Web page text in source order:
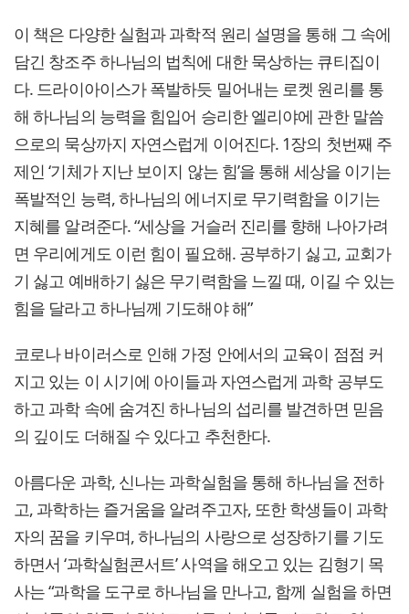
이 책은 다양한 실험과 과학적 원리 설명을 통해 그 속에
담긴 창조주 하나님의 법칙에 대한 묵상하는 큐티집이
다. 드라이아이스가 폭발하듯 밀어내는 로켓 원리를 통
해 하나님의 능력을 힘입어 승리한 엘리야에 관한 말씀
으로의 묵상까지 자연스럽게 이어진다. 1장의 첫번째 주
제인 ‘기체가 지난 보이지 않는 힘’을 통해 세상을 이기는
폭발적인 능력, 하나님의 에너지로 무기력함을 이기는
지혜를 알려준다. “세상을 거슬러 진리를 향해 나아가려
면 우리에게도 이런 힘이 필요해. 공부하기 싫고, 교회가
기 싫고 예배하기 싫은 무기력함을 느낄 때, 이길 수 있는
힘을 달라고 하나님께 기도해야 해”
코로나 바이러스로 인해 가정 안에서의 교육이 점점 커
지고 있는 이 시기에 아이들과 자연스럽게 과학 공부도
하고 과학 속에 숨겨진 하나님의 섭리를 발견하면 믿음
의 깊이도 더해질 수 있다고 추천한다.
아름다운 과학, 신나는 과학실험을 통해 하나님을 전하
고, 과학하는 즐거움을 알려주고자, 또한 학생들이 과학
자의 꿈을 키우며, 하나님의 사랑으로 성장하기를 기도
하면서 ‘과학실험콘서트’ 사역을 해오고 있는 김형기 목
사는 “과학을 도구로 하나님을 만나고, 함께 실험을 하면